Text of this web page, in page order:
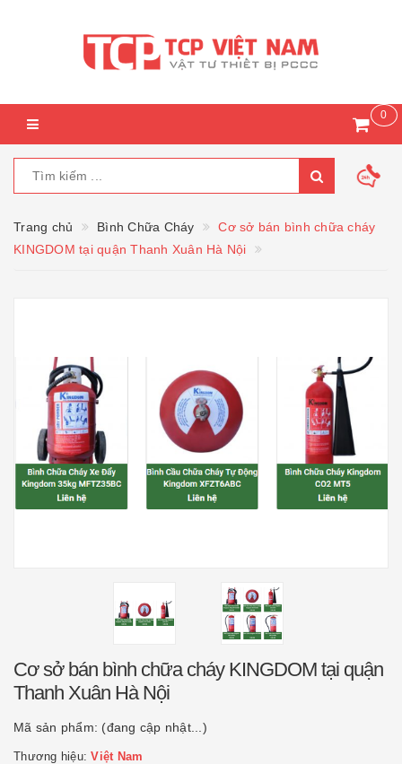
0
Trang chủ Bình Chữa Cháy
Cơ sở bán bình chữa cháy
KINGDOM tại quận Thanh Xuân Hà Nội
Cơ sở bán bình chữa cháy KINGDOM tại quận
Thanh Xuân Hà Nội
Mã sản phẩm: (đang cập nhật...)
Thương hiệu:Việt Nam